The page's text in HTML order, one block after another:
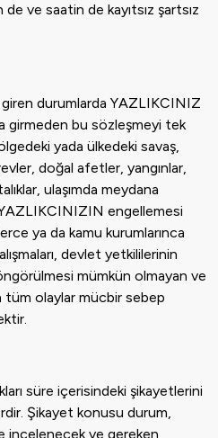
ve saatin de kayıtsız şartsız
durumlarda YAZLIKCINIZ
girmeden bu sözleşmeyi tek
yada ülkedeki savaş,
doğal afetler, yangınlar,
ulaşımda meydana
engellemesi
ya da kamu kurumlarınca
devlet yetkililerinin
mümkün olmayan ve
tüm olaylar mücbir sebep
süre içerisindeki şikayetlerini
Şikayet konusu durum,
incelenecek ve gereken